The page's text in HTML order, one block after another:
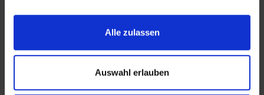
Alle zulassen
Auswahl erlauben
Immobilienmakler in Reutlingen
Ihrer Immobilie zur Seite.
Mit umfassendem Fachwissen und lokaler Expertise